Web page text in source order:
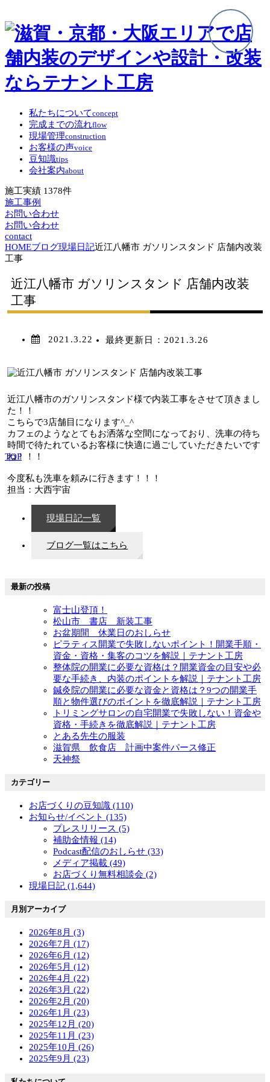
私たちについてconcept
完成までの流れflow
現場管理construction
お客様の声voice
豆知識tips
会社案内about
施工実績 1378件
施工事例
お問い合わせ
TOP
お問い合わせ
contact
HOMEブログ現場日記近江八幡市 ガソリンスタンド 店舗内改装
工事
近江八幡市 ガソリンスタンド 店舗内改装
工事
2021.3.22 最終更新日： 2021.3.26
近江八幡市のガソリンスタンド様で内装工事をさせて頂きまし
た！！
こちらで3店舗目になります^_^
カフェのようなとてもお洒落な空間になっており、洗車の待ち
時間で待たれているお客様に快適に過ごしていただきたいです
ね！！！
今度私も洗車を頼みに行きます！！！
担当：大西宇宙
現場日記一覧
ブログ一覧はこちら
最新の投稿
富士山登頂！
松山市 書店 新装工事
お盆期間 休業日のおしらせ
ピラティス開業で失敗しないポイント！開業手順・
資金・資格・集客のコツを解説｜テナント工房
整体院の開業に必要な資格は？開業資金の目安や必
要な手続き、内装のポイントを解説｜テナント工房
鍼灸院の開業に必要な資金と資格は？9つの開業手
順と物件選びのポイントを徹底解説｜テナント工房
トリミングサロンの自宅開業で失敗しない！資金や
資格・手続きを徹底解説｜テナント工房
とある先生の服装
滋賀県 飲食店 計画中案件パース修正
天神祭
カテゴリー
お店づくりの豆知識 (110)
お知らせ/イベント (135)
プレスリリース (5)
補助金情報 (14)
Podcast配信のおしらせ (33)
メディア掲載 (49)
お店づくり無料相談会 (2)
現場日記 (1,644)
月別アーカイブ
2026年8月 (3)
2026年7月 (17)
2026年6月 (12)
2026年5月 (12)
2026年4月 (22)
2026年3月 (22)
2026年2月 (20)
2026年1月 (23)
2025年12月 (20)
2025年11月 (23)
2025年10月 (26)
2025年9月 (23)